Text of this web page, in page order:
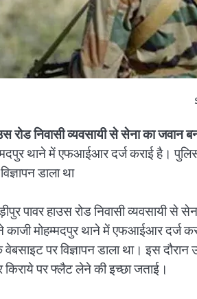
रोड निवासी व्यवसायी से सेना का
थाने में एफआईआर दर्ज कराई है।
डाला था
पावर हाउस रोड निवासी व्यवसायी
मोहम्मदपुर थाने में एफआईआर दर्ज
पर विज्ञापन डाला था। इस
किराये पर फ्लैट लेने की इच्छा जताई।